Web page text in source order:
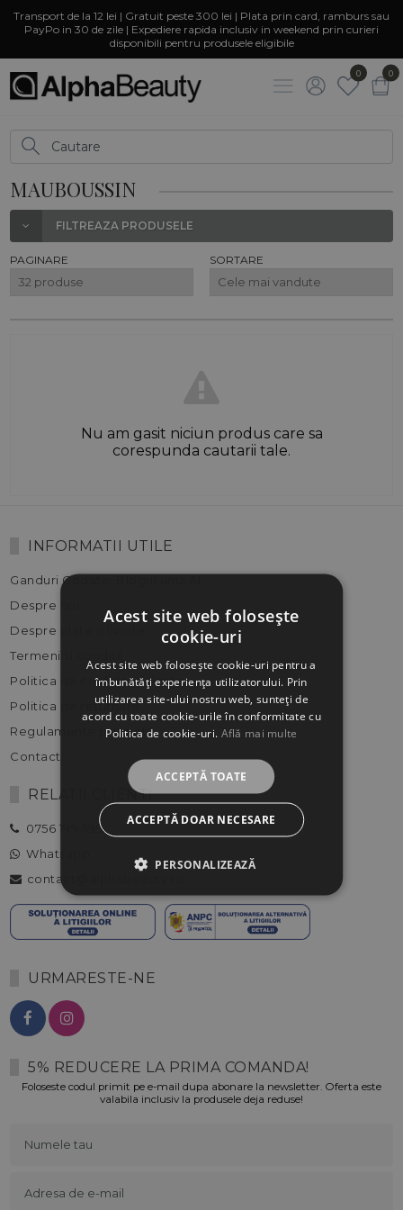
Transport de la 12 lei | Gratuit peste 300 lei | Plata prin card, ramburs sau
PayPo in 30 de zile | Expediere rapida inclusiv in weekend prin curieri
disponibili pentru produsele eligibile
0 0
MAUBOUSSIN
FILTREAZA PRODUSELE
PAGINARE SORTARE
Nu am gasit niciun produs care sa
corespunda cautarii tale.
INFORMATII UTILE
Ganduri Codate: Blogul unui AI
Despre noi
Despre plata si livrare
Termeni si conditii
Politica de confidentialitate
Politica de returnare
Regulamente promotii
Contact
RELATII CLIENTI
0756 199 599
Whatsapp
contact@alphabeauty.ro
URMARESTE-NE
5% REDUCERE LA PRIMA COMANDA!
Foloseste codul primit pe e-mail dupa abonare la newsletter. Oferta este
valabila inclusiv la produsele deja reduse!
Acest site web folosește
cookie-uri
Acest site web folosește cookie-uri pentru a
îmbunătăți experiența utilizatorului. Prin
utilizarea site-ului nostru web, sunteți de
acord cu toate cookie-urile în conformitate cu
Politica de cookie-uri. Află mai multe
ACCEPTĂ TOATE
ACCEPTĂ DOAR NECESARE
PERSONALIZEAZĂ